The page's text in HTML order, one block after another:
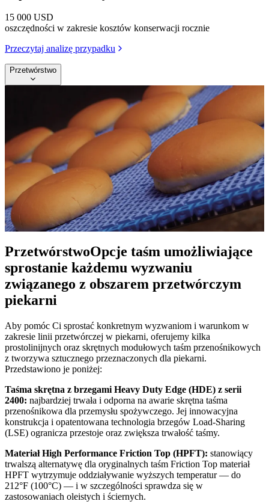
15 000 USD
oszczędności w zakresie kosztów konserwacji rocznie
Przeczytaj analizę przypadku
Przetwórstwo
PrzetwórstwoOpcje taśm umożliwiające
sprostanie każdemu wyzwaniu
związanego z obszarem przetwórczym
piekarni
Aby pomóc Ci sprostać konkretnym wyzwaniom i warunkom w
zakresie linii przetwórczej w piekarni, oferujemy kilka
prostolinijnych oraz skrętnych modułowych taśm przenośnikowych
z tworzywa sztucznego przeznaczonych dla piekarni.
Przedstawiono je poniżej:
Taśma skrętna z brzegami Heavy Duty Edge (HDE) z serii
2400: najbardziej trwała i odporna na awarie skrętna taśma
przenośnikowa dla przemysłu spożywczego. Jej innowacyjna
konstrukcja i opatentowana technologia brzegów Load-Sharing
(LSE) ogranicza przestoje oraz zwiększa trwałość taśmy.
Materiał High Performance Friction Top (HPFT): stanowiący
trwalszą alternatywę dla oryginalnych taśm Friction Top materiał
HPFT wytrzymuje oddziaływanie wyższych temperatur — do
212°F (100°C) — i w szczególności sprawdza się w
zastosowaniach oleistych i ściernych.